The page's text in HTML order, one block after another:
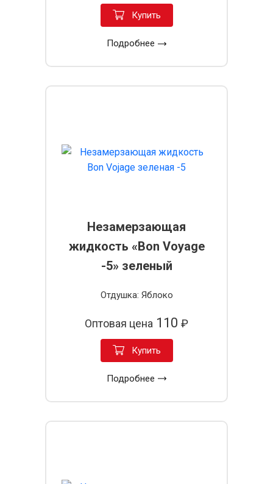
Купить
Подробнее
Незамерзающая
жидкость «Bon Voyage
-5» зеленый
Отдушка: Яблоко
Оптовая цена 110 ₽
Купить
Подробнее